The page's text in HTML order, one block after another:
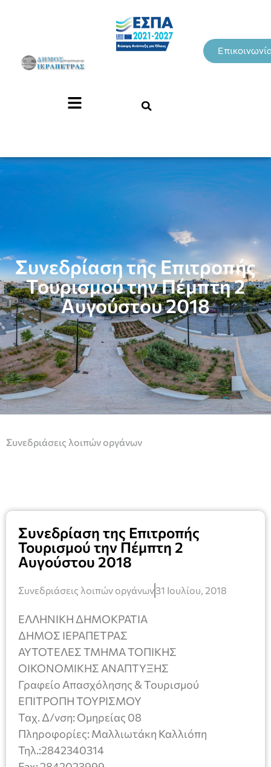
Συνεδρίαση της Επιτροπής
Τουρισμού την Πέμπτη 2
Αυγούστου 2018
Συνεδριάσεις λοιπών οργάνων
Συνεδρίαση της Επιτροπής
Τουρισμού την Πέμπτη 2
Αυγούστου 2018
Συνεδριάσεις λοιπών οργάνων31 Ιουλίου, 2018
ΕΛΛΗΝΙΚΗ ΔΗΜΟΚΡΑΤΙΑ
ΔΗΜΟΣ ΙΕΡΑΠΕΤΡΑΣ
ΑΥΤΟΤΕΛΕΣ ΤΜΗΜΑ ΤΟΠΙΚΗΣ
ΟΙΚΟΝΟΜΙΚΗΣ ΑΝΑΠΤΥΞΗΣ
Γραφείο Απασχόλησης & Τουρισμού
ΕΠΙΤΡΟΠΗ ΤΟΥΡΙΣΜΟΥ
Ταχ. Δ/νση: Ομηρείας 08
Πληροφορίες: Μαλλιωτάκη Καλλιόπη
Τηλ.:2842340314